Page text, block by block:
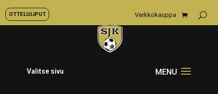
OTTELULIPUT Verkkokauppa
Valitse sivu